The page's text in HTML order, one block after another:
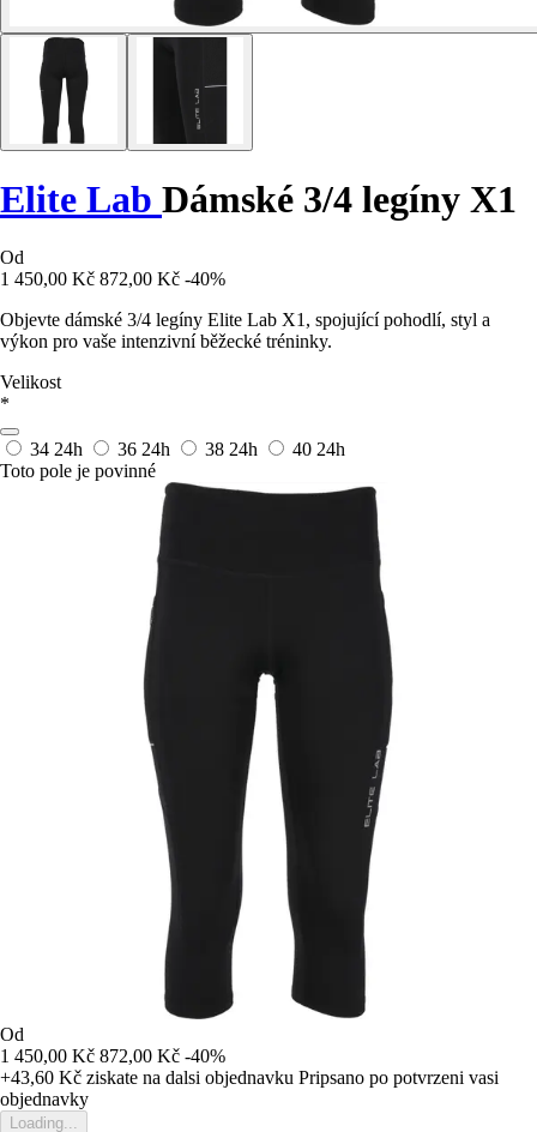
Elite Lab Dámské 3/4 legíny X1
Od
1 450,00 Kč 872,00 Kč -40%
Objevte dámské 3/4 legíny Elite Lab X1, spojující pohodlí, styl a
výkon pro vaše intenzivní běžecké tréninky.
Velikost
*
34 24h 36 24h 38 24h 40 24h
Toto pole je povinné
Od
1 450,00 Kč 872,00 Kč -40%
+43,60 Kč ziskate na dalsi objednavku Pripsano po potvrzeni vasi
objednavky
Loading...